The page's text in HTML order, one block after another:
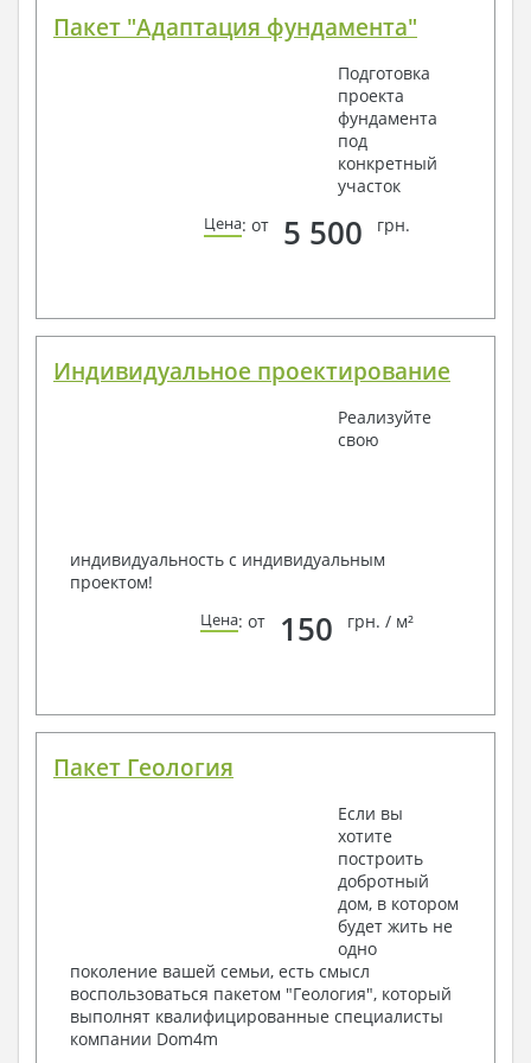
Пакет "Адаптация фундамента"
Подготовка
проекта
фундамента
под
конкретный
участок
Цена: от 5 500 грн.
Индивидуальное проектирование
Реализуйте
свою
индивидуальность с индивидуальным
проектом!
Цена: от 150 грн. / м²
Пакет Геология
Если вы
хотите
построить
добротный
дом, в котором
будет жить не
одно
поколение вашей семьи, есть смысл
воспользоваться пакетом "Геология", который
выполнят квалифицированные специалисты
компании Dom4m